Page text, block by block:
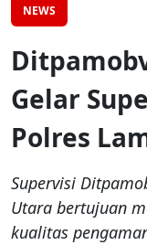
NEWS
Gelar
Polres
Supervisi
Utara bertujuan
kualitas